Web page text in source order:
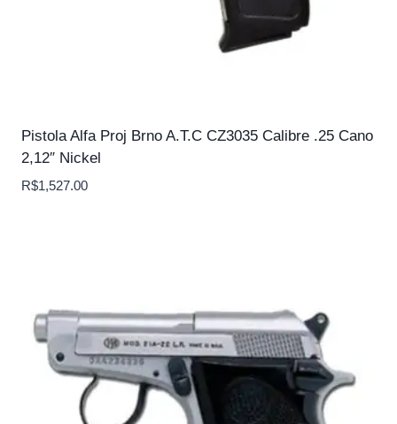
Pistola Alfa Proj Brno A.T.C CZ3035 Calibre .25 Cano
2,12″ Nickel
R$1,527.00